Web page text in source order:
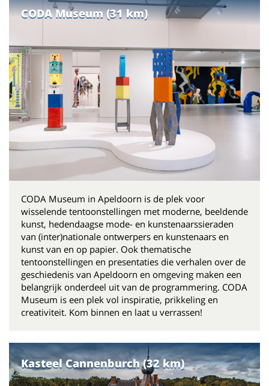
CODA Museum (31 km)
CODA Museum in Apeldoorn is de plek voor
wisselende tentoonstellingen met moderne, beeldende
kunst, hedendaagse mode- en kunstenaarssieraden
van (inter)nationale ontwerpers en kunstenaars en
kunst van en op papier. Ook thematische
tentoonstellingen en presentaties die verhalen over de
geschiedenis van Apeldoorn en omgeving maken een
belangrijk onderdeel uit van de programmering. CODA
Museum is een plek vol inspiratie, prikkeling en
creativiteit. Kom binnen en laat u verrassen!
Kasteel Cannenburch (32 km)